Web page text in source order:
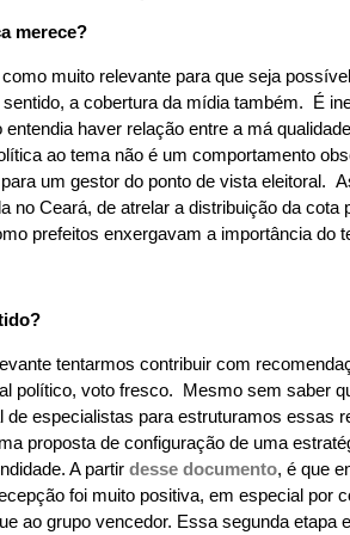
merece?
muito relevante para que seja
a cobertura da mídia também. É
haver relação entre a má
ao tema não é um comportamento
um gestor do ponto de vista
no Ceará, de atrelar a distribuição da
prefeitos enxergavam a importância do
tentarmos contribuir com
político, voto fresco. Mesmo sem saber
especialistas para estruturamos
proposta de configuração de uma
A partir desse documento, é que
foi muito positiva, em especial
ao grupo vencedor. Essa segunda